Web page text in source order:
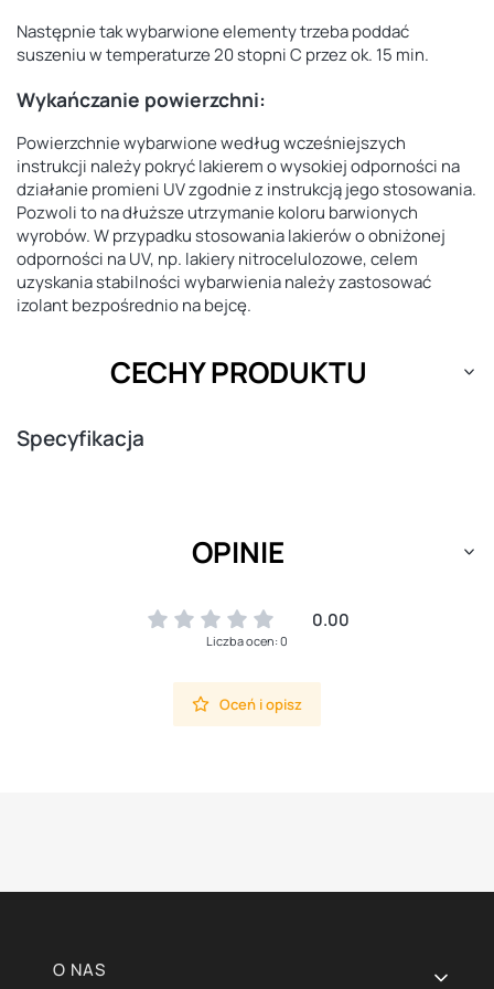
Następnie tak wybarwione elementy trzeba poddać
suszeniu w temperaturze 20 stopni C przez ok. 15 min.
Wykańczanie powierzchni:
Powierzchnie wybarwione według wcześniejszych
instrukcji należy pokryć lakierem o wysokiej odporności na
działanie promieni UV zgodnie z instrukcją jego stosowania.
Pozwoli to na dłuższe utrzymanie koloru barwionych
wyrobów. W przypadku stosowania lakierów o obniżonej
odporności na UV, np. lakiery nitrocelulozowe, celem
uzyskania stabilności wybarwienia należy zastosować
izolant bezpośrednio na bejcę.
CECHY PRODUKTU
Specyfikacja
OPINIE
0.00
Liczba ocen: 0
Oceń i opisz
Linki w stopce
O NAS